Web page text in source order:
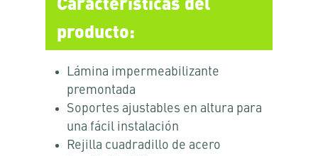
Características del
producto:
Lámina impermeabilizante
premontada
Soportes ajustables en altura para
una fácil instalación
Rejilla cuadradillo de acero